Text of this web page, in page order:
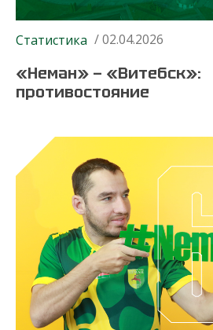
Статистика / 02.04.2026
«Неман» — «Витебск»:
противостояние